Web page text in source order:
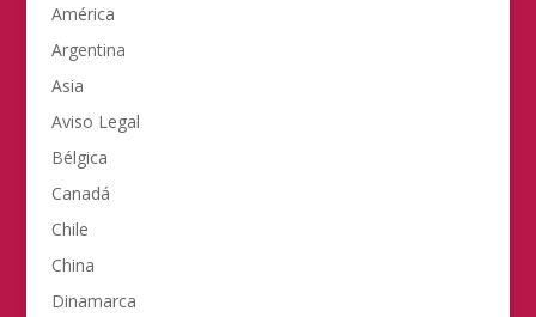
América
Argentina
Asia
Aviso Legal
Bélgica
Canadá
Chile
China
Dinamarca